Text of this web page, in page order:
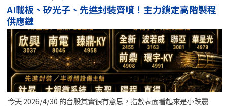
AI載板、矽光子、先進封裝齊噴！主力鎖定高階製程
供應鏈
今天 2026/4/30 的台股其實很有意思，指數表面看起來是小跌震